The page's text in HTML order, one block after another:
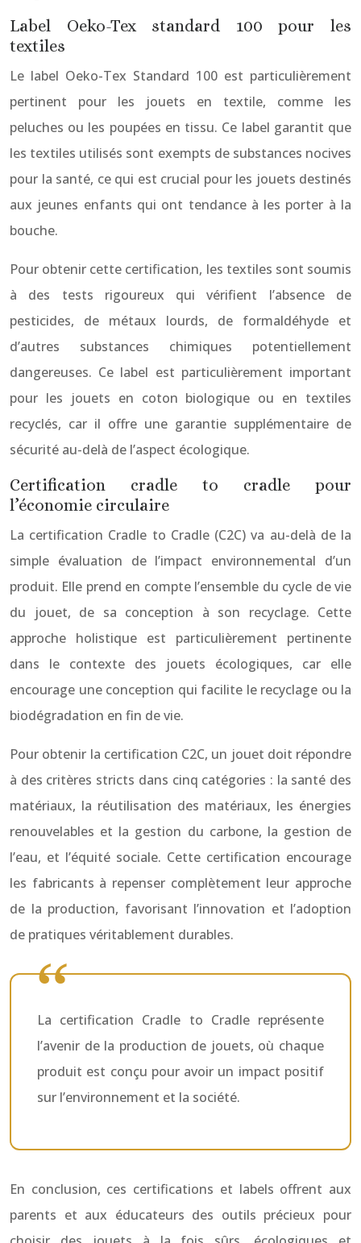
Label Oeko-Tex standard 100 pour les
textiles
Le label Oeko-Tex Standard 100 est particulièrement
pertinent pour les jouets en textile, comme les
peluches ou les poupées en tissu. Ce label garantit que
les textiles utilisés sont exempts de substances nocives
pour la santé, ce qui est crucial pour les jouets destinés
aux jeunes enfants qui ont tendance à les porter à la
bouche.
Pour obtenir cette certification, les textiles sont soumis
à des tests rigoureux qui vérifient l’absence de
pesticides, de métaux lourds, de formaldéhyde et
d’autres substances chimiques potentiellement
dangereuses. Ce label est particulièrement important
pour les jouets en coton biologique ou en textiles
recyclés, car il offre une garantie supplémentaire de
sécurité au-delà de l’aspect écologique.
Certification cradle to cradle pour
l’économie circulaire
La certification Cradle to Cradle (C2C) va au-delà de la
simple évaluation de l’impact environnemental d’un
produit. Elle prend en compte l’ensemble du cycle de vie
du jouet, de sa conception à son recyclage. Cette
approche holistique est particulièrement pertinente
dans le contexte des jouets écologiques, car elle
encourage une conception qui facilite le recyclage ou la
biodégradation en fin de vie.
Pour obtenir la certification C2C, un jouet doit répondre
à des critères stricts dans cinq catégories : la santé des
matériaux, la réutilisation des matériaux, les énergies
renouvelables et la gestion du carbone, la gestion de
l’eau, et l’équité sociale. Cette certification encourage
les fabricants à repenser complètement leur approche
de la production, favorisant l’innovation et l’adoption
de pratiques véritablement durables.
La certification Cradle to Cradle représente
l’avenir de la production de jouets, où chaque
produit est conçu pour avoir un impact positif
sur l’environnement et la société.
En conclusion, ces certifications et labels offrent aux
parents et aux éducateurs des outils précieux pour